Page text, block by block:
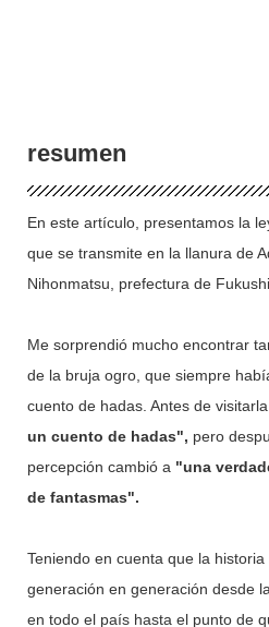
resumen
En este artículo, presentamos la
que se transmite en la llanura de
Nihonmatsu, prefectura de
Me sorprendió mucho encontrar
de la bruja ogro, que siempre
cuento de hadas. Antes de
un cuento de hadas", pero
percepción cambió a "una
de fantasmas".
Teniendo en cuenta que la
generación en generación desde
en todo el país hasta el punto de